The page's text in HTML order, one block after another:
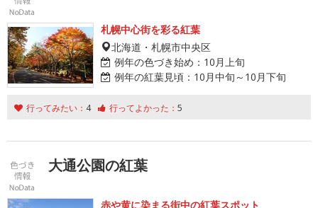
札幌中心街を彩る紅葉
北海道・札幌市中央区
例年の色づき始め： 10月上旬
例年の紅葉見頃： 10月中旬～10月下旬
行ってみたい： 4 行ってよかった： 5
大通公園の紅葉
赤や黄に染まる街中の紅葉スポット